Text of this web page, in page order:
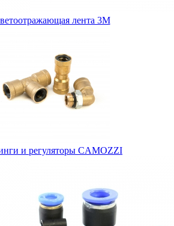
лента 3М
и регуляторы CAMOZZI